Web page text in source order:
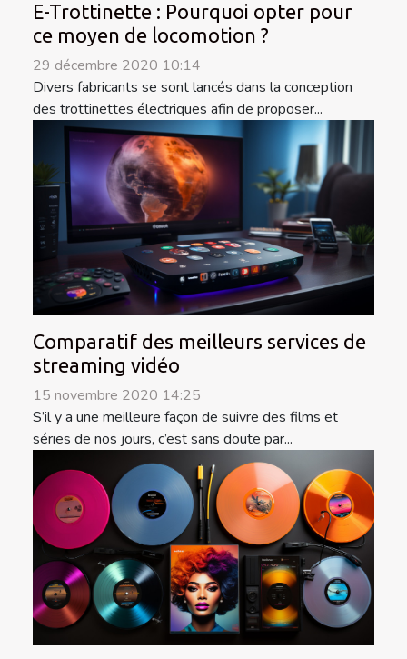
E-Trottinette : Pourquoi opter pour
ce moyen de locomotion ?
29 décembre 2020 10:14
Divers fabricants se sont lancés dans la conception
des trottinettes électriques afin de proposer...
Comparatif des meilleurs services de
streaming vidéo
15 novembre 2020 14:25
S’il y a une meilleure façon de suivre des films et
séries de nos jours, c’est sans doute par...